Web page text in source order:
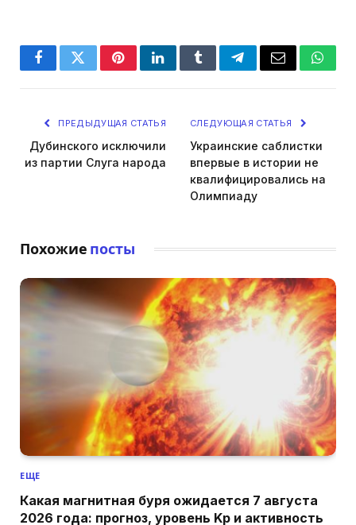
FacebookTwitterPinterestLinkedInTumblrTelegramEmail
ПРЕДЫДУЩАЯ СТАТЬЯ
Дубинского исключили
из партии Слуга народа
СЛЕДУЮЩАЯ СТАТЬЯ
Украинские саблистки
впервые в истории не
квалифицировались на
Олимпиаду
Похожие посты
ЕЩЕ
Какая магнитная буря ожидается 7 августа
2026 года: прогноз, уровень Kp и активность